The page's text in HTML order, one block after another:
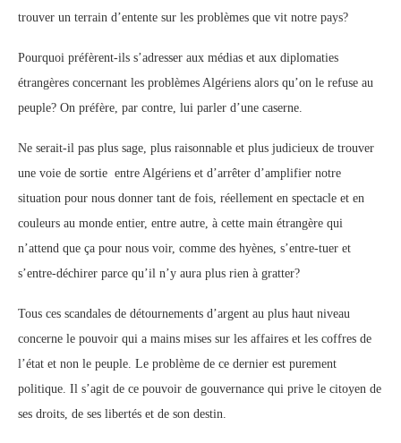
trouver un terrain d’entente sur les problèmes que vit notre pays?
Pourquoi préfèrent-ils s’adresser aux médias et aux diplomaties
étrangères concernant les problèmes Algériens alors qu’on le refuse au
peuple? On préfère, par contre, lui parler d’une caserne.
Ne serait-il pas plus sage, plus raisonnable et plus judicieux de trouver
une voie de sortie entre Algériens et d’arrêter d’amplifier notre
situation pour nous donner tant de fois, réellement en spectacle et en
couleurs au monde entier, entre autre, à cette main étrangère qui
n’attend que ça pour nous voir, comme des hyènes, s’entre-tuer et
s’entre-déchirer parce qu’il n’y aura plus rien à gratter?
Tous ces scandales de détournements d’argent au plus haut niveau
concerne le pouvoir qui a mains mises sur les affaires et les coffres de
l’état et non le peuple. Le problème de ce dernier est purement
politique. Il s’agit de ce pouvoir de gouvernance qui prive le citoyen de
ses droits, de ses libertés et de son destin.